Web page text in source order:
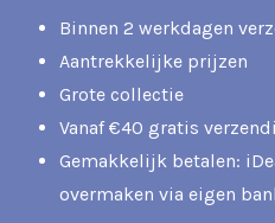
Binnen 2 werkdagen
Aantrekkelijke prijzen
Grote collectie
Vanaf €40 gratis
Gemakkelijk betalen:
overmaken via eigen